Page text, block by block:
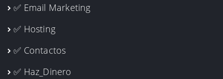
✅ Email Marketing
✅ Hosting
✅ Contactos
✅ Haz_Dinero